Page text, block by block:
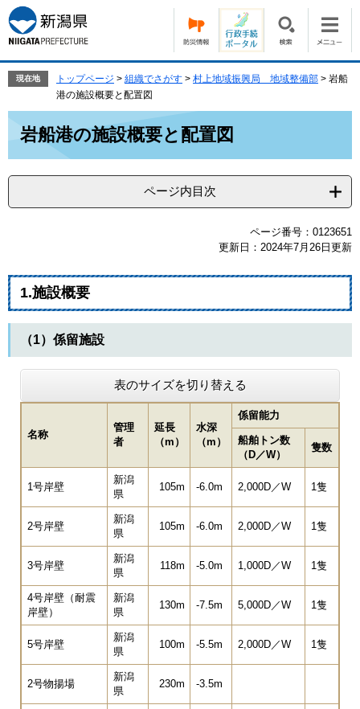
ー
ジ
の
で
ニ
ュ
ー
ば
本
文
現在地 トップページ > 組織でさがす > 村上地域振興局 地域整備部 > 岩船
港の施設概要と配置図
岩船港の施設概要と配置図
ページ内目次
ページ番号：0123651
更新日：2024年7月26日更新
1.施設概要
（1）係留施設
表のサイズを切り替える
名称
管理
者
延長
（m）
水深
（m）
係留能力
船舶トン数
（D／W）
隻数
1号岸壁
新潟
県
105m -6.0m 2,000D／W 1隻
2号岸壁
新潟
県
105m -6.0m 2,000D／W 1隻
3号岸壁
新潟
県
118m -5.0m 1,000D／W 1隻
4号岸壁（耐震
岸壁）
新潟
県
130m -7.5m 5,000D／W 1隻
5号岸壁
新潟
県
100m -5.5m 2,000D／W 1隻
2号物揚場
新潟
県
230m -3.5m